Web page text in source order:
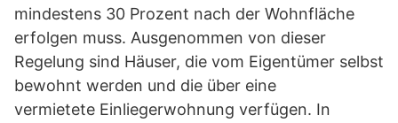
mindestens 30 Prozent nach der Wohnfläche
erfolgen muss. Ausgenommen von dieser
Regelung sind Häuser, die vom Eigentümer selbst
bewohnt werden und die über eine
vermietete Einliegerwohnung verfügen. In